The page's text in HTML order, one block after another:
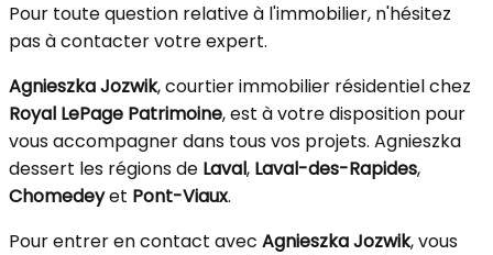
Pour toute question relative à l'immobilier, n'hésitez
pas à contacter votre expert.
Agnieszka Jozwik, courtier immobilier résidentiel chez
Royal LePage Patrimoine, est à votre disposition pour
vous accompagner dans tous vos projets. Agnieszka
dessert les régions de Laval, Laval-des-Rapides,
Chomedeyet Pont-Viaux.
Pour entrer en contact avec Agnieszka Jozwik, vous